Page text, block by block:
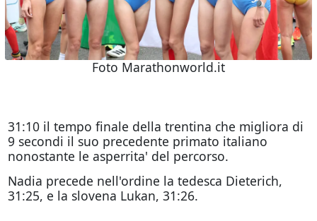
Foto Marathonworld.it
31:10 il tempo finale della trentina che migliora di
9 secondi il suo precedente primato italiano
nonostante le asperrita' del percorso.
Nadia precede nell'ordine la tedesca Dieterich,
31:25, e la slovena Lukan, 31:26.